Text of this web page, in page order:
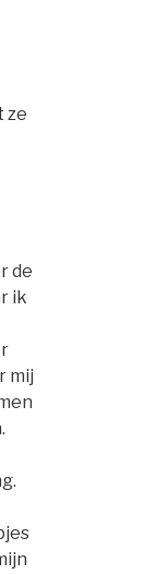
ze
de
ik
mij